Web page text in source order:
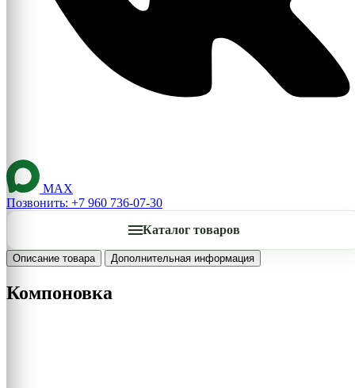
MAX
Позвонить: +7 960 736-07-30
Каталог товаров
Описание товара Дополнительная информация
Компоновка